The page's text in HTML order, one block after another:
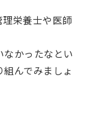
栄養士や医師
かったなとい
んでみましょ